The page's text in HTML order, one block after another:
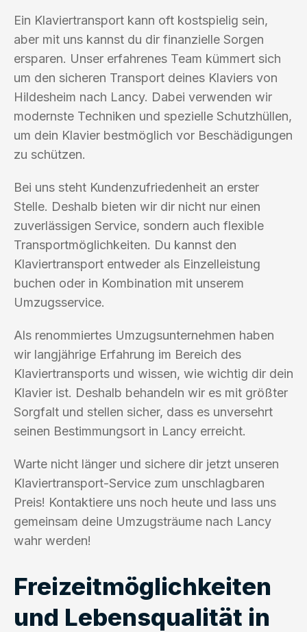
Ein Klaviertransport kann oft kostspielig sein,
aber mit uns kannst du dir finanzielle Sorgen
ersparen. Unser erfahrenes Team kümmert sich
um den sicheren Transport deines Klaviers von
Hildesheim nach Lancy. Dabei verwenden wir
modernste Techniken und spezielle Schutzhüllen,
um dein Klavier bestmöglich vor Beschädigungen
zu schützen.
Bei uns steht Kundenzufriedenheit an erster
Stelle. Deshalb bieten wir dir nicht nur einen
zuverlässigen Service, sondern auch flexible
Transportmöglichkeiten. Du kannst den
Klaviertransport entweder als Einzelleistung
buchen oder in Kombination mit unserem
Umzugsservice.
Als renommiertes Umzugsunternehmen haben
wir langjährige Erfahrung im Bereich des
Klaviertransports und wissen, wie wichtig dir dein
Klavier ist. Deshalb behandeln wir es mit größter
Sorgfalt und stellen sicher, dass es unversehrt
seinen Bestimmungsort in Lancy erreicht.
Warte nicht länger und sichere dir jetzt unseren
Klaviertransport-Service zum unschlagbaren
Preis! Kontaktiere uns noch heute und lass uns
gemeinsam deine Umzugsträume nach Lancy
wahr werden!
Freizeitmöglichkeiten
und Lebensqualität in